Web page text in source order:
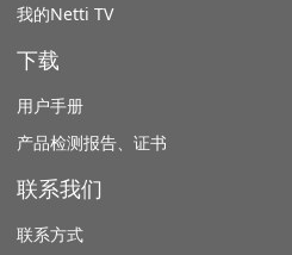
我的Netti TV
下载
用户手册
产品检测报告、证书
联系我们
联系方式